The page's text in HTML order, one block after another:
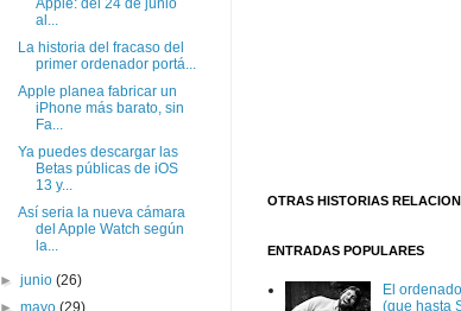
OTRAS HISTORIAS
ENTRADAS POPULARES
El
(que hasta
al...
La historia del fracaso del
primer ordenador portá...
Apple planea fabricar un
iPhone más barato, sin
Fa...
Ya puedes descargar las
Betas públicas de iOS
13 y...
Así seria la nueva cámara
del Apple Watch según
la...
►junio(26)
►mayo(29)